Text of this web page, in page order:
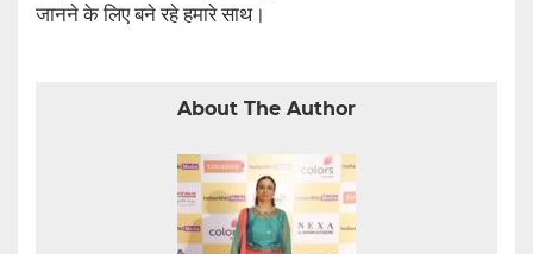
जानने के लिए बने रहे हमारे साथ।
About The Author